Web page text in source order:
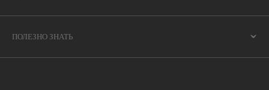
ПОЛЕЗНО ЗНАТЬ